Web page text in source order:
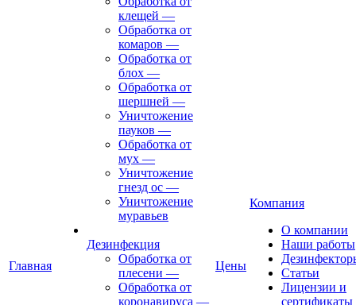
Главная
клещей —
Обработка от
комаров —
Обработка от
блох —
Обработка от
шершней —
Уничтожение
пауков —
Обработка от
мух —
Уничтожение
гнезд ос —
Уничтожение
муравьев
Дезинфекция
Обработка от
плесени —
Обработка от
коронавируса —
Цены
Компания
О компании
Наши работы
Статьи
Лицензии и
сертификаты